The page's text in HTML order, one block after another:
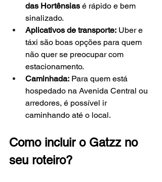
das Hortênsias é rápido e bem
sinalizado.
Aplicativos de transporte: Uber e
táxi são boas opções para quem
não quer se preocupar com
estacionamento.
Caminhada: Para quem está
hospedado na Avenida Central ou
arredores, é possível ir
caminhando até o local.
Como incluir o Gatzz no
seu roteiro?